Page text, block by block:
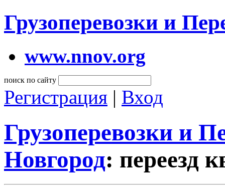
Грузоперевозки и
www.nnov.org
поиск по сайту
Регистрация | Вход
Грузоперевозки и
Новгород: переезд